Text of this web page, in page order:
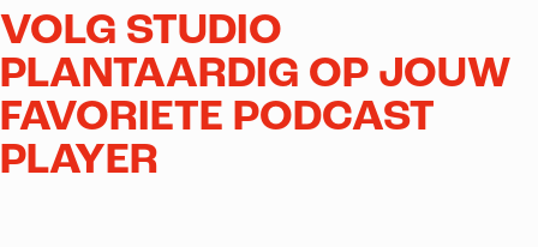
VOLG STUDIO
PLANTAARDIG OP JOUW
FAVORIETE PODCAST
PLAYER